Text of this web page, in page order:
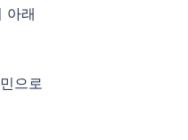
아래
으로